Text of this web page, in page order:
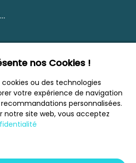
nos Cookies !
ou des technologies
votre expérience de navigation
personnalisées.
notre site web, vous acceptez